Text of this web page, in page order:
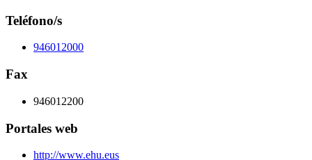
Teléfono/s
946012000
Fax
946012200
Portales web
http://www.ehu.eus